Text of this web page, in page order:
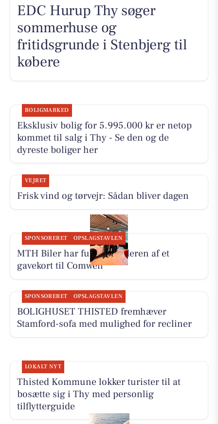
EDC Hurup Thy søger
sommerhuse og
fritidsgrunde i Stenbjerg til
købere
BOLIGMARKED
Eksklusiv bolig for 5.995.000 kr er netop
kommet til salg i Thy - Se den og de
dyreste boliger her
VEJRET
Frisk vind og tørvejr: Sådan bliver dagen
SPONSORERET OPSLAGSTAVLEN
MTH Biler har fundet vinderen af et
gavekort til Comwell
SPONSORERET OPSLAGSTAVLEN
BOLIGHUSET THISTED fremhæver
Stamford-sofa med mulighed for recliner
LOKALT NYT
Thisted Kommune lokker turister til at
bosætte sig i Thy med personlig
tilflytterguide